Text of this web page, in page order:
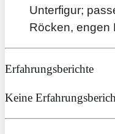
Unterfigur;
Röcken, engen
Erfahrungsberichte
Keine